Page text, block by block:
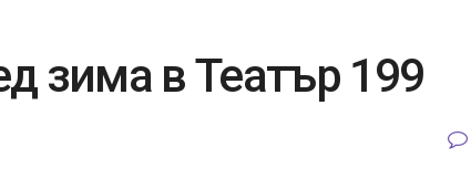
зима в Театър 199